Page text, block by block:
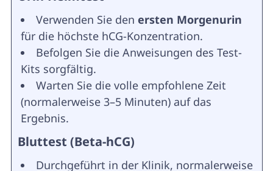
Verwenden Sie den ersten Morgenurin
für die höchste hCG-Konzentration.
Befolgen Sie die Anweisungen des Test-
Kits sorgfältig.
Warten Sie die volle empfohlene Zeit
(normalerweise 3–5 Minuten) auf das
Ergebnis.
Bluttest (Beta-hCG)
Durchgeführt in der Klinik, normalerweise